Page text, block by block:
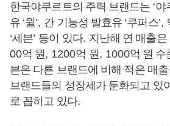
한국야쿠르트의 주력 브랜드는 ‘야
유 ‘윌’, 간 기능성 발효유 ‘쿠퍼스’,
‘세븐’ 등이 있다. 지난해 연 매출은
00억 원, 1200억 원, 1000억 원 수
븐은 다른 브랜드에 비해 적은 매
브랜드들의 성장세가 둔화되고 있
로 꼽히고 있다.